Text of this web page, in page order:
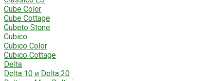
Cube Color
Cube Cottage
Cubeto Stone
Cubico
Cubico Color
Cubico Cottage
Delta
Delta 10 и Delta 20